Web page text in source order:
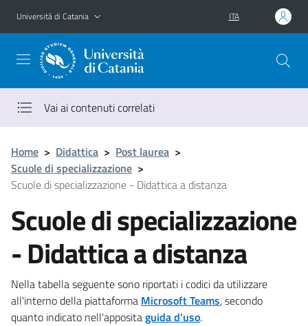
Vai al contenuto principale
Vai al menu di navigazione
Università di Catania ITA
Vai ai contenuti correlati
Home > Didattica > Post laurea >
Scuole di specializzazione >
Scuole di specializzazione - Didattica a distanza
Scuole di specializzazione
- Didattica a distanza
Nella tabella seguente sono riportati i codici da utilizzare
all'interno della piattaforma Microsoft Teams, secondo
quanto indicato nell'appositaguida d'uso.